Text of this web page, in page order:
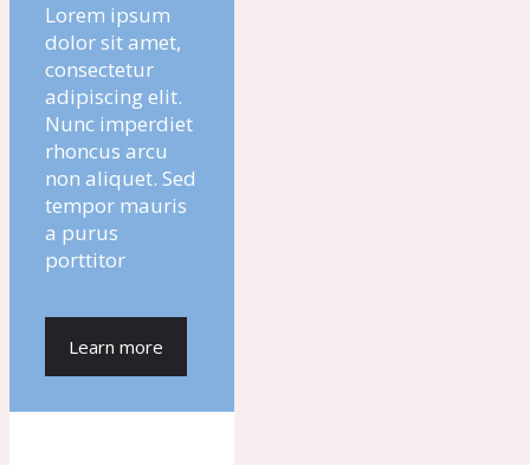
Lorem ipsum
dolor sit amet,
consectetur
adipiscing elit.
Nunc imperdiet
rhoncus arcu
non aliquet. Sed
tempor mauris
a purus
porttitor
Learn more